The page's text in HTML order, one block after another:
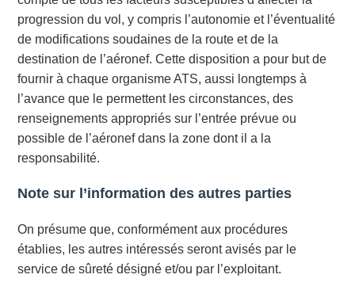
progression du vol, y compris l’autonomie et l’éventualité
de modifications soudaines de la route et de la
destination de l’aéronef. Cette disposition a pour but de
fournir à chaque organisme ATS, aussi longtemps à
l’avance que le permettent les circonstances, des
renseignements appropriés sur l’entrée prévue ou
possible de l’aéronef dans la zone dont il a la
responsabilité.
Note sur l’information des autres parties
On présume que, conformément aux procédures
établies, les autres intéressés seront avisés par le
service de sûreté désigné et/ou par l’exploitant.